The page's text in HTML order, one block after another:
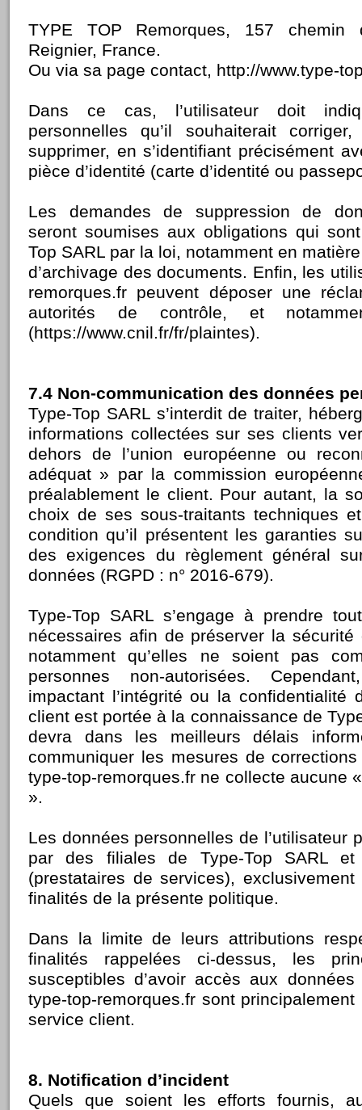
TYPE TOP Remorques, 157 chemin
Reignier, France.
Ou via sa page contact, http://www.type-
Dans ce cas, l’utilisateur doit
personnelles qu’il souhaiterait
supprimer, en s’identifiant précisément
pièce d’identité (carte d’identité ou
Les demandes de suppression de
seront soumises aux obligations qui
Top SARL par la loi, notamment en
d’archivage des documents. Enfin, les
remorques.fr peuvent déposer une
autorités de contrôle, et
(https://www.cnil.fr/fr/plaintes).
7.4 Non-communication des données
Type-Top SARL s’interdit de traiter,
informations collectées sur ses clients
dehors de l’union européenne ou
adéquat » par la commission
préalablement le client. Pour autant, la
choix de ses sous-traitants techniques
condition qu’il présentent les garanties
des exigences du règlement général
données (RGPD : n° 2016-679).
Type-Top SARL s’engage à prendre
nécessaires afin de préserver la sécurité
notamment qu’elles ne soient pas
personnes non-autorisées.
impactant l’intégrité ou la confidentialité
client est portée à la connaissance de
devra dans les meilleurs délais
communiquer les mesures de
type-top-remorques.fr ne collecte aucune
».
Les données personnelles de l’utilisateur
par des filiales de Type-Top SARL et
(prestataires de services),
finalités de la présente politique.
Dans la limite de leurs attributions
finalités rappelées ci-dessus, les
susceptibles d’avoir accès aux
type-top-remorques.fr sont
service client.
8. Notification d’incident
Quels que soient les efforts fournis,